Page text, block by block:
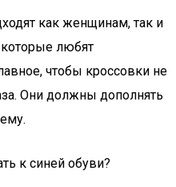
как женщинам, так и
любят
чтобы кроссовки не
Они должны дополнять
к синей обуви?